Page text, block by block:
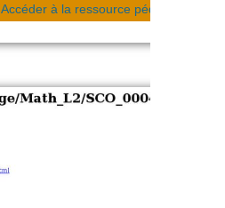
Accéder à la ressource pédagogique